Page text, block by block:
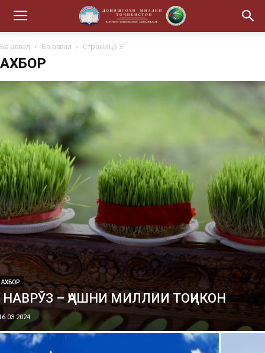
Ба аввал Ба аввал Страница 3
АХБОР
АХБОР
НАВРЎЗ – ҶАШНИ МИЛЛИИ ТОҶИКОН